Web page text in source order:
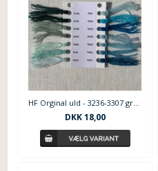
HF Orginal uld - 3236-3307 grøn blå nuancer
DKK18,00